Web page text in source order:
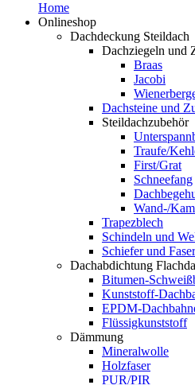
Home
Onlineshop
Dachdeckung Steildach
Dachziegeln und
Braas
Jacobi
Dachsteine und
Steildachzubehör
Traufe/
First/Grat
Schneefang
Wand-/
Trapezblech
Schindeln und
Schiefer und
Dachabdichtung
Bitumen-
Kunststoff-
EPDM-
Flüssigkunststoff
Dämmung
Mineralwolle
Holzfaser
PUR/PIR